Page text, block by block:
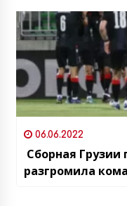
06.06.2022
Сборная Грузии
разгромила